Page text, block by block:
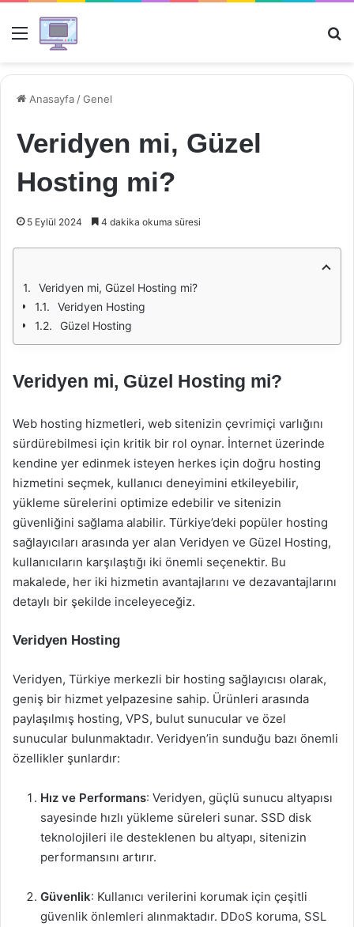
Menü
Anasayfa /Genel
Veridyen mi, Güzel
Hosting mi?
5 Eylül 2024 4 dakika okuma süresi
Veridyen mi, Güzel Hosting mi?
Veridyen Hosting
Güzel Hosting
Veridyen mi, Güzel Hosting mi?
Web hosting hizmetleri, web sitenizin çevrimiçi varlığını
sürdürebilmesi için kritik bir rol oynar. İnternet üzerinde
kendine yer edinmek isteyen herkes için doğru hosting
hizmetini seçmek, kullanıcı deneyimini etkileyebilir,
yükleme sürelerini optimize edebilir ve sitenizin
güvenliğini sağlama alabilir. Türkiye’deki popüler hosting
sağlayıcıları arasında yer alan Veridyen ve Güzel Hosting,
kullanıcıların karşılaştığı iki önemli seçenektir. Bu
makalede, her iki hizmetin avantajlarını ve dezavantajlarını
detaylı bir şekilde inceleyeceğiz.
Veridyen Hosting
Veridyen, Türkiye merkezli bir hosting sağlayıcısı olarak,
geniş bir hizmet yelpazesine sahip. Ürünleri arasında
paylaşılmış hosting, VPS, bulut sunucular ve özel
sunucular bulunmaktadır. Veridyen’in sunduğu bazı önemli
özellikler şunlardır:
Hız ve Performans: Veridyen, güçlü sunucu altyapısı
sayesinde hızlı yükleme süreleri sunar. SSD disk
teknolojileri ile desteklenen bu altyapı, sitenizin
performansını artırır.
Güvenlik: Kullanıcı verilerini korumak için çeşitli
güvenlik önlemleri alınmaktadır. DDoS koruma, SSL